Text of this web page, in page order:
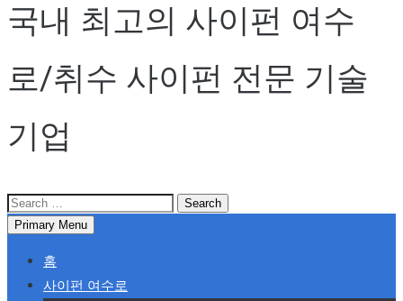
국내 최고의 사이펀 여수
로/취수 사이펀 전문 기술
기업
Search
for:Primary Menu
홈
사이펀 여수로